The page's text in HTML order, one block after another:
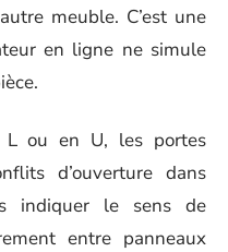
meuble. C’est une
en ligne ne simule
L ou en U, les portes
d’ouverture dans
indiquer le sens de
entre panneaux